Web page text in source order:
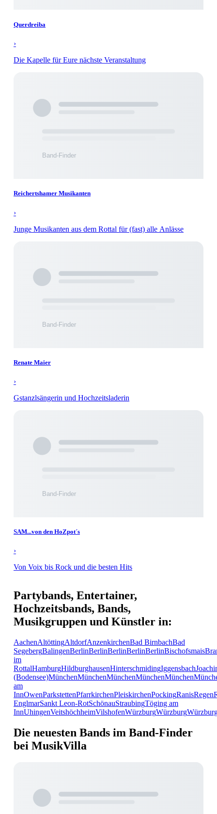
Querdreiba
›
Die Kapelle für Eure nächste Veranstaltung
Reichertshamer Musikanten
›
Junge Musikanten aus dem Rottal für (fast) alle Anlässe
Renate Maier
›
Gstanzlsängerin und Hochzeitsladerin
SAM...von den HoZpot´s
›
Von Voix bis Rock und die besten Hits
Partybands, Entertainer,
Hochzeitsbands, Bands,
Musikgruppen und Künstler in:
AachenAltöttingAltdorfAnzenkirchenBad BirnbachBad
SegebergBalingenBerlinBerlinBerlinBerlinBerlinBischofsmais
im
RottalHamburgHildburghausenHinterschmidingIggensbach
(Bodensee)MünchenMünchenMünchenMünchenMünchen
am
InnOwenParkstettenPfarrkirchenPleiskirchenPockingRanisRegen
EnglmarSankt Leon-RotSchönauStraubingTöging am
InnUhingenVeitshöchheimVilshofenWürzburgWürzburg
Die neuesten Bands im Band-Finder
bei MusikVilla